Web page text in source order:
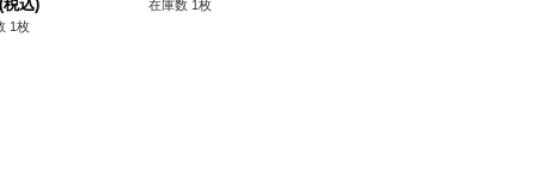
(税込)
1枚
在庫数 1枚